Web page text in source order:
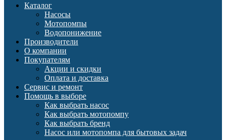
Каталог
Насосы
Мотопомпы
Водопонижение
Производители
О компании
Покупателям
Акции и скидки
Оплата и доставка
Сервис и ремонт
Помощь в выборе
Как выбрать насос
Как выбрать мотопомпу
Как выбрать бренд
Насос или мотопомпа для бытовых задач